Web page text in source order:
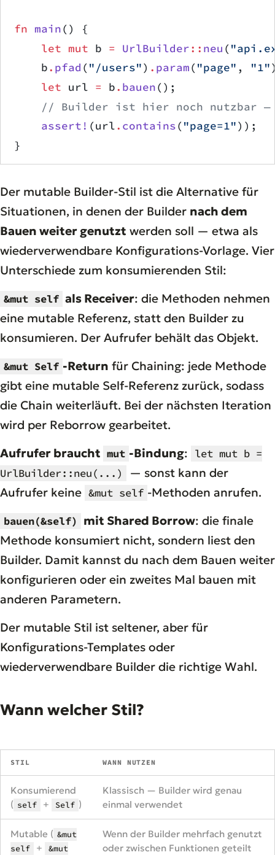
fn main() {
    let
mut b = UrlBuilder:: neu (
    b
. pfad ( "/users") . param( "page" , "1"
    let
url = b. bauen();
// Builder ist hier noch nutzbar
    assert!
(url. contains( "page=1"));
}
Der mutable Builder-Stil ist die Alternative für
Situationen, in denen der Builder nach dem
Bauen weiter genutzt werden soll — etwa als
wiederverwendbare Konfigurations-Vorlage. Vier
Unterschiede zum konsumierenden Stil:
&mut self als Receiver: die Methoden nehmen
eine mutable Referenz, statt den Builder zu
konsumieren. Der Aufrufer behält das Objekt.
&mut Self -Return für Chaining: jede Methode
gibt eine mutable Self-Referenz zurück, sodass
die Chain weiterläuft. Bei der nächsten Iteration
wird per Reborrow gearbeitet.
Aufrufer braucht mut -Bindung: let mut b =
UrlBuilder::neu(...)
— sonst kann der
Aufrufer keine &mut self -Methoden anrufen.
bauen(&self) mit Shared Borrow: die finale
Methode konsumiert nicht, sondern liest den
Builder. Damit kannst du nach dem Bauen weiter
konfigurieren oder ein zweites Mal bauen mit
anderen Parametern.
Der mutable Stil ist seltener, aber für
Konfigurations-Templates oder
wiederverwendbare Builder die richtige Wahl.
Wann welcher Stil?
STIL WANN NUTZEN
Konsumierend
( self + Self )
Klassisch — Builder wird genau
einmal verwendet
Mutable ( &mut
self
+
&mut
Wenn der Builder mehrfach genutzt
oder zwischen Funktionen geteilt